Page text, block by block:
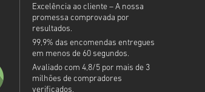
Excelência ao cliente – A nossa
promessa comprovada por
resultados.
99,9% das encomendas entregues
em menos de 60 segundos.
Avaliado com 4,8/5 por mais de 3
milhões de compradores
verificados.